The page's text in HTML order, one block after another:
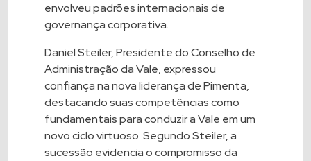
envolveu padrões internacionais de
governança corporativa.
Daniel Steiler, Presidente do Conselho de
Administração da Vale, expressou
confiança na nova liderança de Pimenta,
destacando suas competências como
fundamentais para conduzir a Vale em um
novo ciclo virtuoso. Segundo Steiler, a
sucessão evidencia o compromisso da